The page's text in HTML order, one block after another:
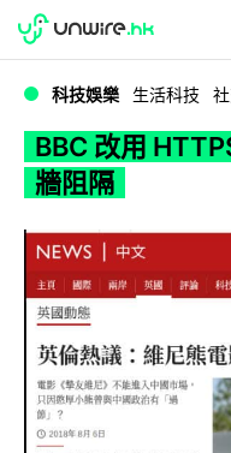
BBC 改用
WWDC 2026
科技娛樂 生活科技
BBC 改用
牆阻隔